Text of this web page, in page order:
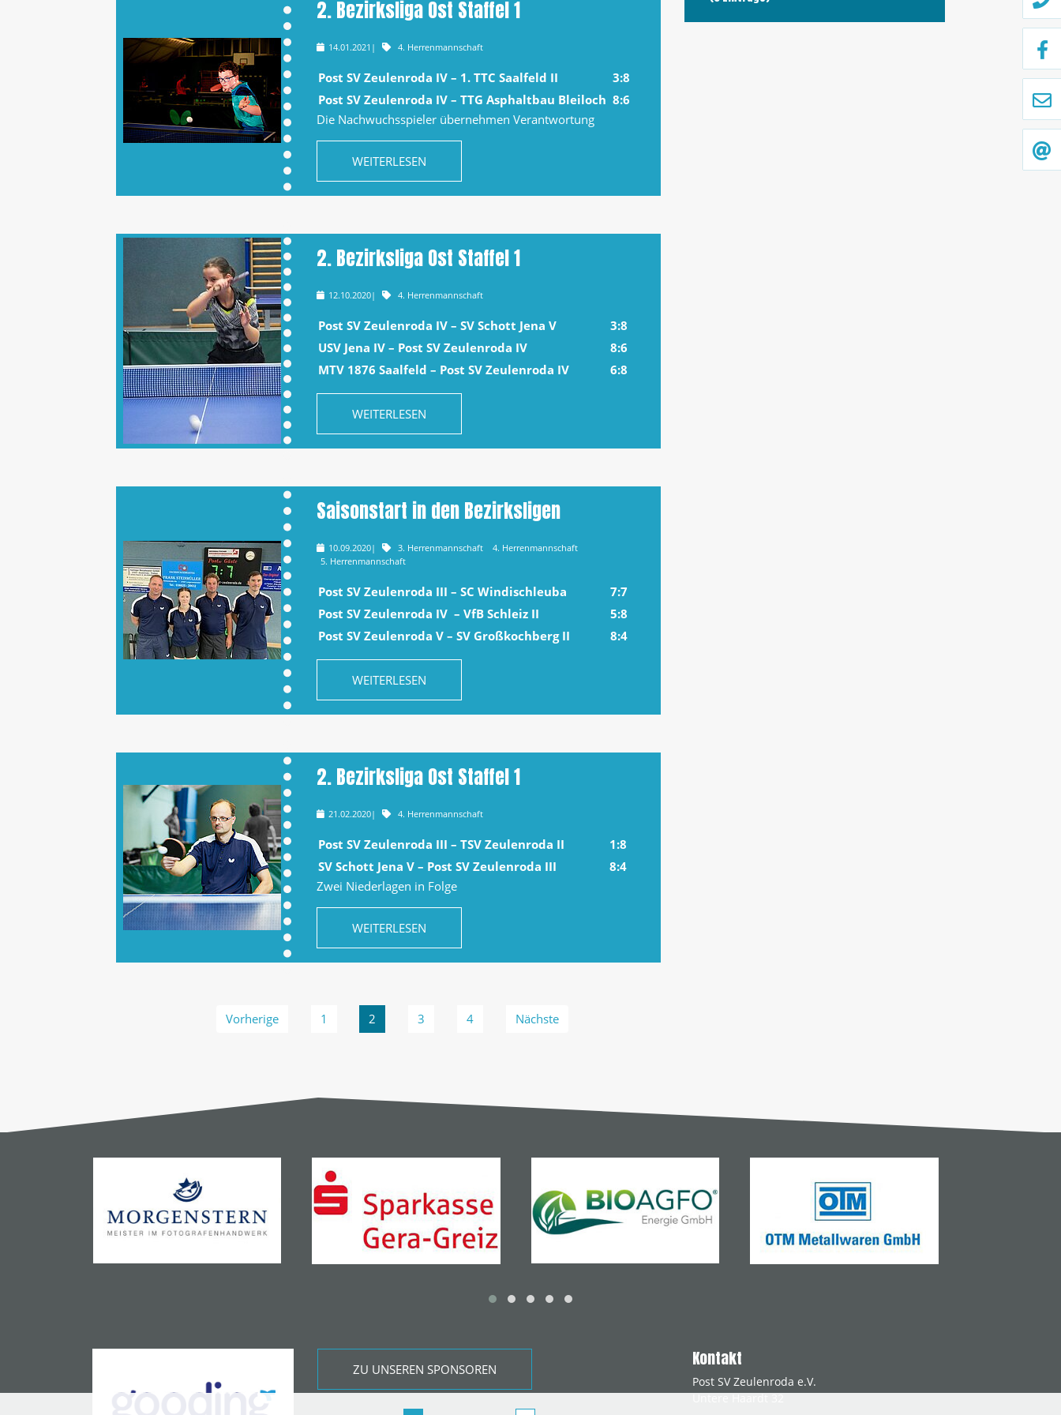
2. Bezirksliga Ost Staffel 1
14.01.2021 | 4. Herrenmannschaft
Post SV Zeulenroda IV – 1. TTC Saalfeld II
3:8
Post SV Zeulenroda IV – TTG Asphaltbau Bleiloch 8:6
Die Nachwuchsspieler übernehmen Verantwortung
WEITERLESEN
2. Bezirksliga Ost Staffel 1
12.10.2020| 4. Herrenmannschaft
Post SV Zeulenroda IV – SV Schott Jena V
3:8
USV Jena IV – Post SV Zeulenroda IV
8:6
MTV 1876 Saalfeld – Post SV Zeulenroda IV
6:8
WEITERLESEN
Saisonstart in den Bezirksligen
10.09.2020| 3. Herrenmannschaft
4. Herrenmannschaft
5. Herrenmannschaft
Post SV Zeulenroda III – SC Windischleuba
7:7
Post SV Zeulenroda IV – VfB Schleiz II
5:8
Post SV Zeulenroda V – SV Großkochberg II
8:4
WEITERLESEN
2. Bezirksliga Ost Staffel 1
21.02.2020| 4. Herrenmannschaft
Post SV Zeulenroda III – TSV Zeulenroda II
1:8
SV Schott Jena V – Post SV Zeulenroda III
8:4
Zwei Niederlagen in Folge
WEITERLESEN
Vorherige 1 2 3 4 Nächste
ZU UNSEREN SPONSOREN Kontakt
Post SV Zeulenroda e.V.
Untere Haardt 32